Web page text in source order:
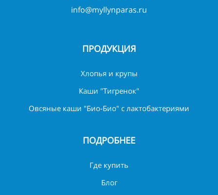
info@myllynparas.ru
ПРОДУКЦИЯ
Хлопья и крупы
Каши "Тигренок"
Овсяные каши "Био-Био" с лактобактериями
ПОДРОБНЕЕ
Где купить
Блог